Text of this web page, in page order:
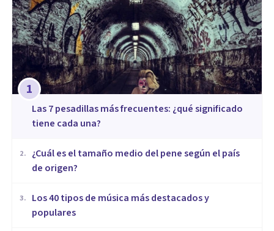
1
Las 7 pesadillas más frecuentes: ¿qué significado
tiene cada una?
2.
¿Cuál es el tamaño medio del pene según el país
de origen?
3.
Los 40 tipos de música más destacados y
populares